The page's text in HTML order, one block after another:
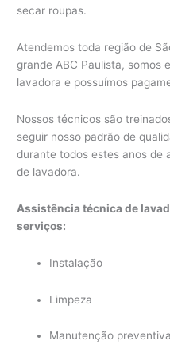
secar roupas.
Atendemos toda região de
grande ABC Paulista, somos
lavadora e possuímos
Nossos técnicos são
seguir nosso padrão de
durante todos estes anos de
de lavadora.
Assistência técnica de
serviços:
Instalação
Limpeza
Manutenção preventiva